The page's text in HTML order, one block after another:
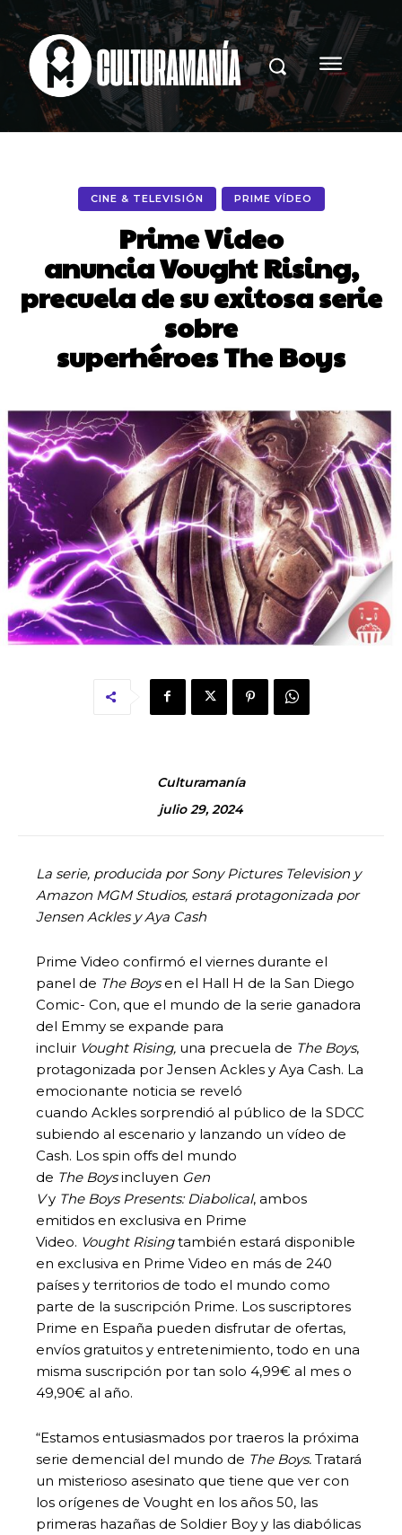
CINE & TELEVISIÓN PRIME VÍDEO
Prime Video
anuncia Vought Rising,
precuela de su exitosa serie
sobre
superhéroes The Boys
Culturamanía
julio 29, 2024
La serie, producida por Sony Pictures Television y
Amazon MGM Studios, estará protagonizada por
Jensen Ackles y Aya Cash
Prime Video confirmó el viernes durante el
panel de TheBoysen el Hall H de la San Diego
Comic- Con, que el mundo de la serie ganadora
del Emmy se expande para
incluir VoughtRising, una precuela de TheBoys,
protagonizada por Jensen Ackles y Aya Cash. La
emocionante noticia se reveló
cuando Ackles sorprendió al público de la SDCC
subiendo al escenario y lanzando un vídeo de
Cash. Los spin offs del mundo
de TheBoysincluyen Gen
Vy TheBoys Presents: Diabolical, ambos
emitidos en exclusiva en Prime
Video. VoughtRisingtambién estará disponible
en exclusiva en Prime Video en más de 240
países y territorios de todo el mundo como
parte de la suscripción Prime. Los suscriptores
Prime en España pueden disfrutar de ofertas,
envíos gratuitos y entretenimiento, todo en una
misma suscripción por tan solo 4,99€ al mes o
49,90€ al año.
“Estamos entusiasmados por traeros la próxima
serie demencial del mundo de The Boys. Tratará
un misterioso asesinato que tiene que ver con
los orígenes de Vought en los años 50, las
primeras hazañas de Soldier Boy y las diabólicas